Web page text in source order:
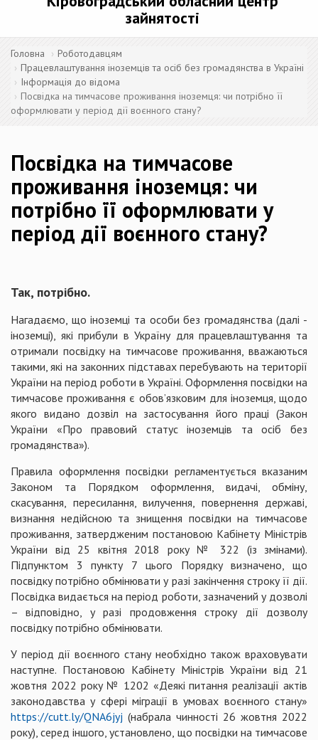
зайнятості
Головна
Роботодавцям
Працевлаштування іноземців та осіб без громадянства в Україні
Інформація до відома
Посвідка на тимчасове проживання іноземця: чи потрібно її
оформлювати у період дії воєнного стану?
Посвідка на тимчасове
проживання іноземця: чи
потрібно її оформлювати у
період дії воєнного стану?
Так, потрібно.
Нагадаємо, що іноземці та особи без громадянства (далі -
іноземці), які прибули в Україну для працевлаштування та
отримали посвідку на тимчасове проживання, вважаються
такими, які на законних підставах перебувають на території
України на період роботи в Україні. Оформлення посвідки на
тимчасове проживання є обов’язковим для іноземця, щодо
якого видано дозвіл на застосування його праці (Закон
України «Про правовий статус іноземців та осіб без
громадянства»).
Правила оформлення посвідки регламентується вказаним
Законом та Порядком оформлення, видачі, обміну,
скасування, пересилання, вилучення, повернення державі,
визнання недійсною та знищення посвідки на тимчасове
проживання, затвердженим постановою Кабінету Міністрів
України від 25 квітня 2018 року № 322 (із змінами).
Підпунктом 3 пункту 7 цього Порядку визначено, що
посвідку потрібно обмінювати у разі закінчення строку її дії.
Посвідка видається на період роботи, зазначений у дозволі
– відповідно, у разі продовження строку дії дозволу
посвідку потрібно обмінювати.
У період дії воєнного стану необхідно також враховувати
наступне. Постановою Кабінету Міністрів України від 21
жовтня 2022 року № 1202 «Деякі питання реалізації актів
законодавства у сфері міграції в умовах воєнного стану»
https://cutt.ly/QNA6jyj (набрала чинності 26 жовтня 2022
року), серед іншого, установлено, що посвідки на тимчасове